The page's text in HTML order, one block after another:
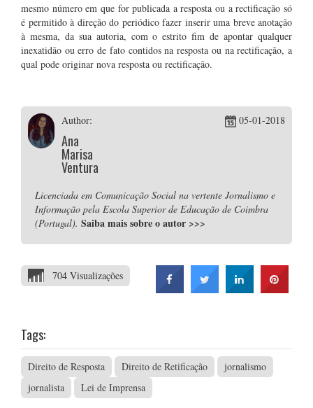
mesmo número em que for publicada a resposta ou a rectificação só
é permitido à direção do periódico fazer inserir uma breve anotação
à mesma, da sua autoria, com o estrito fim de apontar qualquer
inexatidão ou erro de fato contidos na resposta ou na rectificação, a
qual pode originar nova resposta ou rectificação.
Author:
Ana
Marisa
Ventura
05-01-2018
Licenciada em Comunicação Social na vertente Jornalismo e
Informação pela Escola Superior de Educação de Coimbra
(Portugal). Saiba mais sobre o autor >>>
704 Visualizações
Tags:
Direito de Resposta Direito de Retificação
jornalismo
jornalista
Lei de Imprensa